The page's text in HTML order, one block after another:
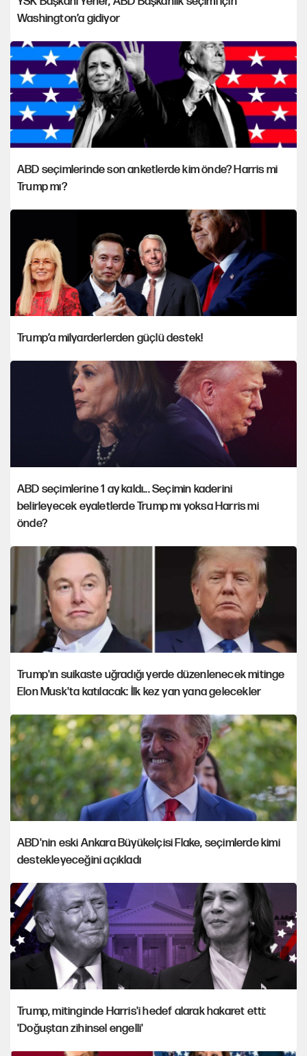
Washington’a gidiyor
ABD seçimlerinde son anketlerde kim önde? Harris mi
Trump mı?
Trump’a milyarderlerden güçlü destek!
ABD seçimlerine 1 ay kaldı... Seçimin kaderini
belirleyecek eyaletlerde Trump mı yoksa Harris mi
önde?
Trump'ın suikaste uğradığı yerde düzenlenecek mitinge
Elon Musk'ta katılacak: İlk kez yan yana gelecekler
ABD'nin eski Ankara Büyükelçisi Flake, seçimlerde kimi
destekleyeceğini açıkladı
Trump, mitinginde Harris'i hedef alarak hakaret etti:
'Doğuştan zihinsel engelli'